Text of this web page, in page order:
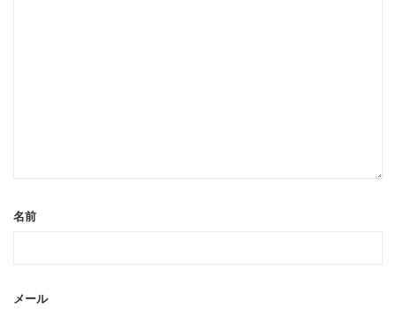
名前
メール